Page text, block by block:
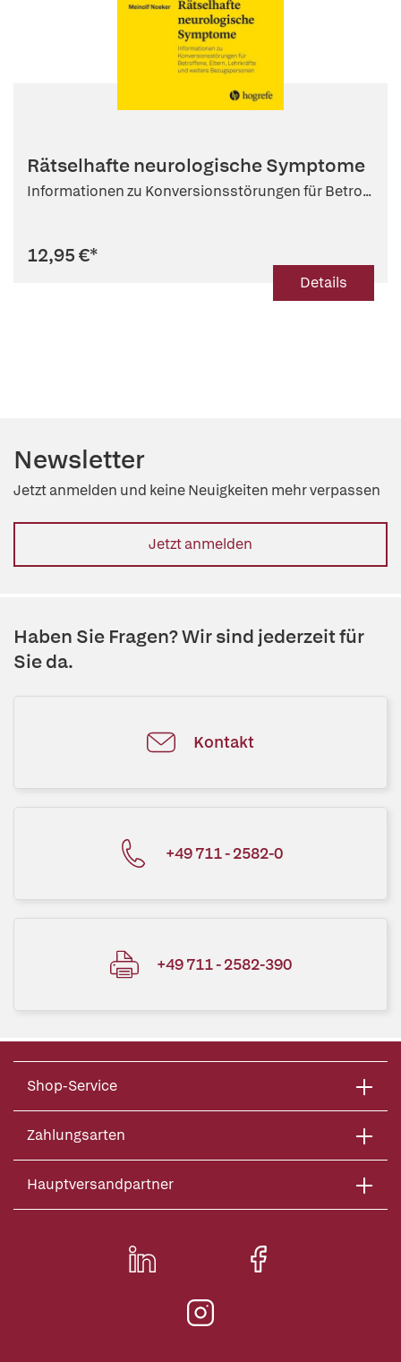
Rätselhafte neurologische Symptome
Informationen zu Konversionsstörungen für Betro...
12,95 €*
Details
Newsletter
Jetzt anmelden und keine Neuigkeiten mehr verpassen
Jetzt anmelden
Haben Sie Fragen? Wir sind jederzeit für
Sie da.
Kontakt
+49 711 - 2582-0
+49 711 - 2582-390
Shop-Service
Zahlungsarten
Hauptversandpartner